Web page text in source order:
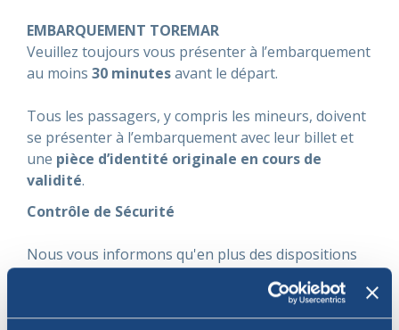
EMBARQUEMENT TOREMAR
Veuillez toujours vous présenter à l’embarquement
au moins 30 minutesavant le départ.
Tous les passagers, y compris les mineurs, doivent
se présenter à l’embarquement avec leur billet et
une pièce d’identité originale en cours de
validité.
Contrôle de Sécurité
Nous vous informons qu'en plus des dispositions
interdit d'introduire dans la zone de sécurité des
couteaux de toute sorte et de toute taille, des arcs,